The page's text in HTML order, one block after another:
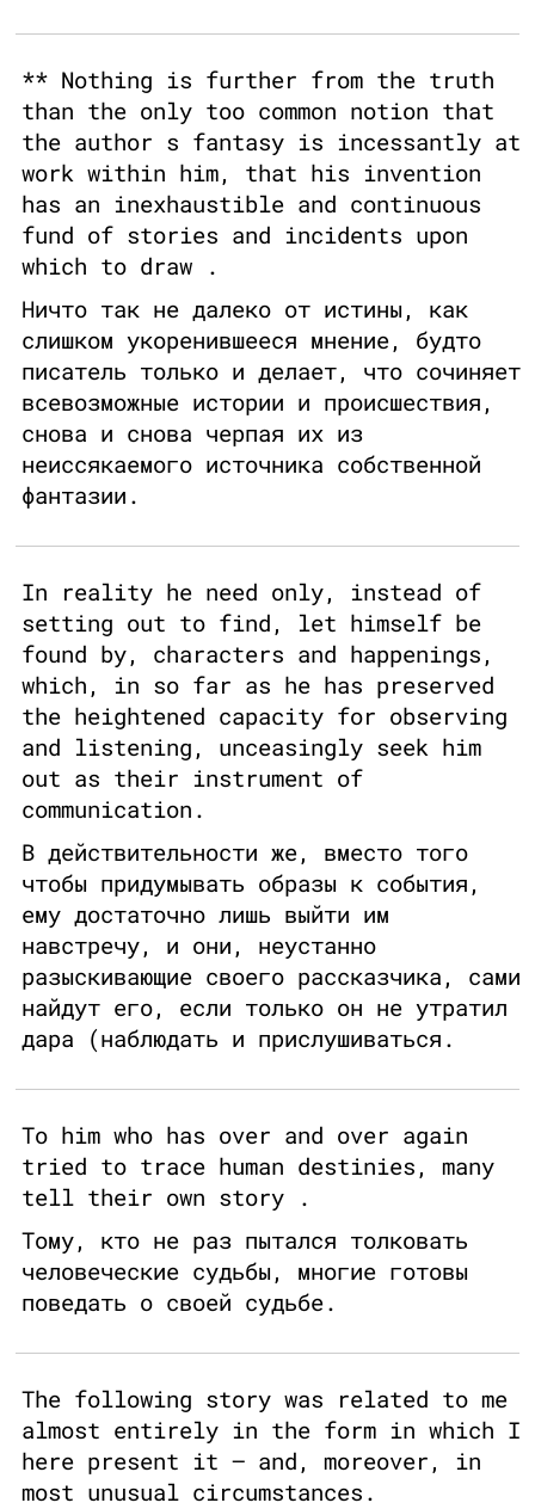
** Nothing is further from the truth
than the only too common notion that
the author s fantasy is incessantly at
work within him, that his invention
has an inexhaustible and continuous
fund of stories and incidents upon
which to draw .
Ничто так не далеко от истины, как
слишком укоренившееся мнение, будто
писатель только и делает, что сочиняет
всевозможные истории и происшествия,
снова и снова черпая их из
неиссякаемого источника собственной
фантазии.
In reality he need only, instead of
setting out to find, let himself be
found by, characters and happenings,
which, in so far as he has preserved
the heightened capacity for observing
and listening, unceasingly seek him
out as their instrument of
communication.
В действительности же, вместо того
чтобы придумывать образы к события,
ему достаточно лишь выйти им
навстречу, и они, неустанно
разыскивающие своего рассказчика, сами
найдут его, если только он не утратил
дара (наблюдать и прислушиваться.
To him who has over and over again
tried to trace human destinies, many
tell their own story .
Тому, кто не раз пытался толковать
человеческие судьбы, многие готовы
поведать о своей судьбе.
The following story was related to me
almost entirely in the form in which I
here present it — and, moreover, in
most unusual circumstances.